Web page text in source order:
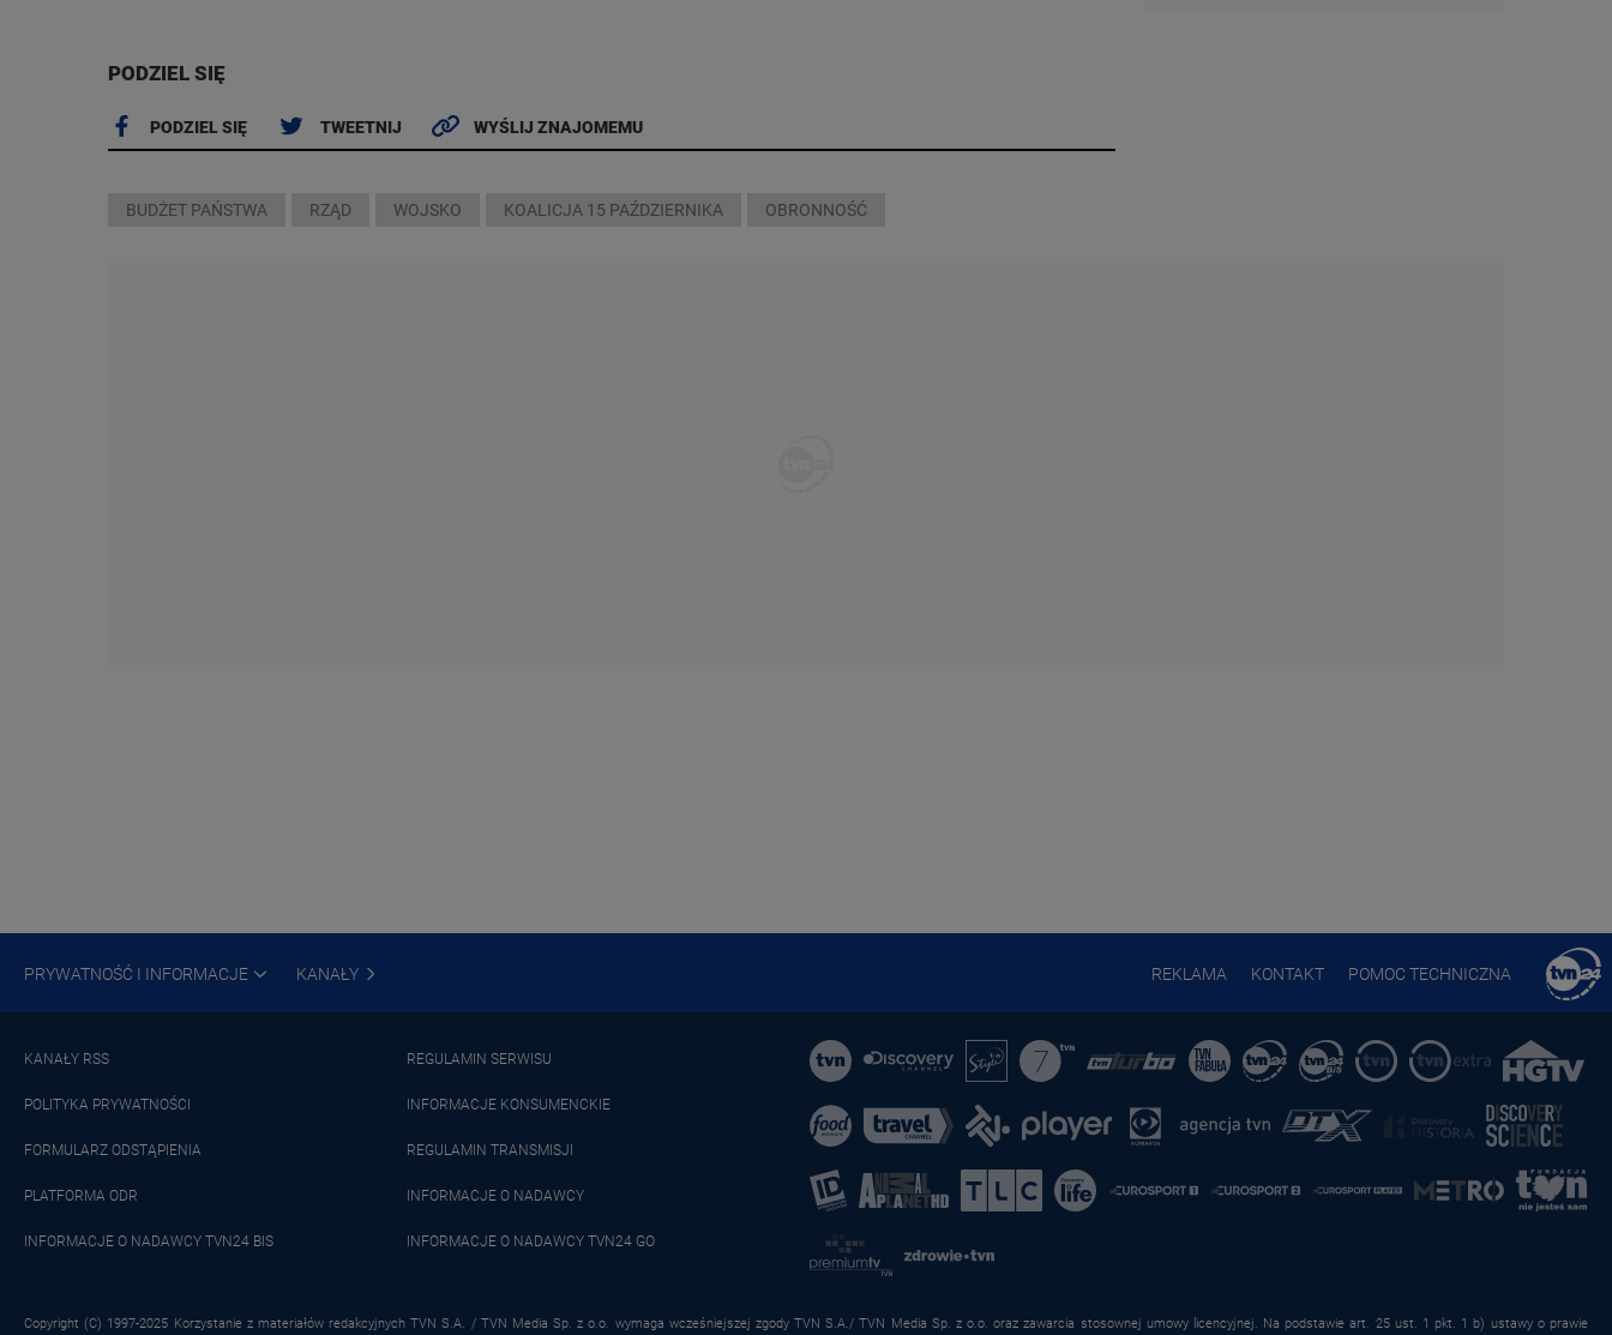
PODZIEL SIĘ
PODZIEL SIĘ TWEETNIJ WYŚLIJ ZNAJOMEMU
BUDŻET PAŃSTWA RZĄD WOJSKO KOALICJA 15 PAŹDZIERNIKA OBRONNOŚĆ
PRYWATNOŚĆ I INFORMACJE KANAŁY REKLAMA KONTAKT POMOC TECHNICZNA
KANAŁY RSS REGULAMIN SERWISU
POLITYKA PRYWATNOŚCI INFORMACJE KONSUMENCKIE
FORMULARZ ODSTĄPIENIA REGULAMIN TRANSMISJI
PLATFORMA ODR INFORMACJE O NADAWCY
INFORMACJE O NADAWCY TVN24 BIS INFORMACJE O NADAWCY TVN24 GO
Copyright (C) 1997-2025 Korzystanie z materiałów redakcyjnych TVN S.A. / TVN Media Sp. z o.o. wymaga wcześniejszej zgody TVN S.A./ TVN Media Sp. z o.o. oraz zawarcia stosownej umowy licencyjnej. Na podstawie art. 25 ust. 1 pkt. 1 b) ustawy o prawie